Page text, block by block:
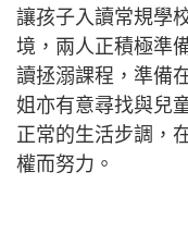
讓孩子入讀常規學
境，兩人正積極準
讀拯溺課程，準備
姐亦有意尋找與兒
正常的生活步調，
權而努力。